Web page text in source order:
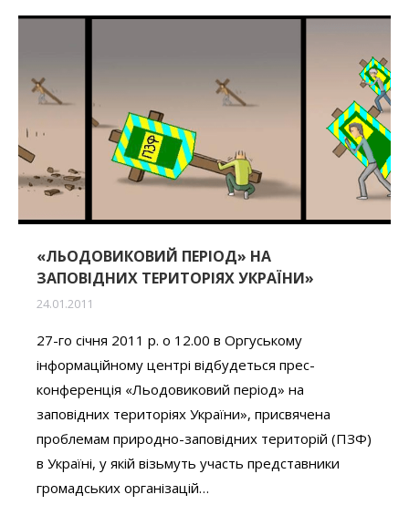
«ЛЬОДОВИКОВИЙ ПЕРІОД» НА
ЗАПОВІДНИХ ТЕРИТОРІЯХ УКРАЇНИ»
24.01.2011
27-го січня 2011 р. о 12.00 в Оргуському
інформаційному центрі відбудеться прес-
конференція «Льодовиковий період» на
заповідних територіях України», присвячена
проблемам природно-заповідних територій (ПЗФ)
в Україні, у якій візьмуть участь представники
громадських організацій…